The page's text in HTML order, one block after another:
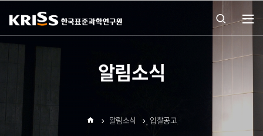
열기
알림소식
알림소식 입찰공고